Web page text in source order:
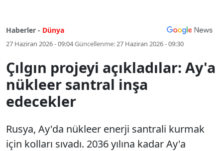
Haberler - Dünya
27 Haziran 2026 - 09:04Güncellenme:27 Haziran 2026 - 09:30
Çılgın projeyi açıkladılar: Ay'a
nükleer santral inşa
edecekler
Rusya, Ay'da nükleer enerji santrali kurmak
için kolları sıvadı. 2036 yılına kadar Ay'a